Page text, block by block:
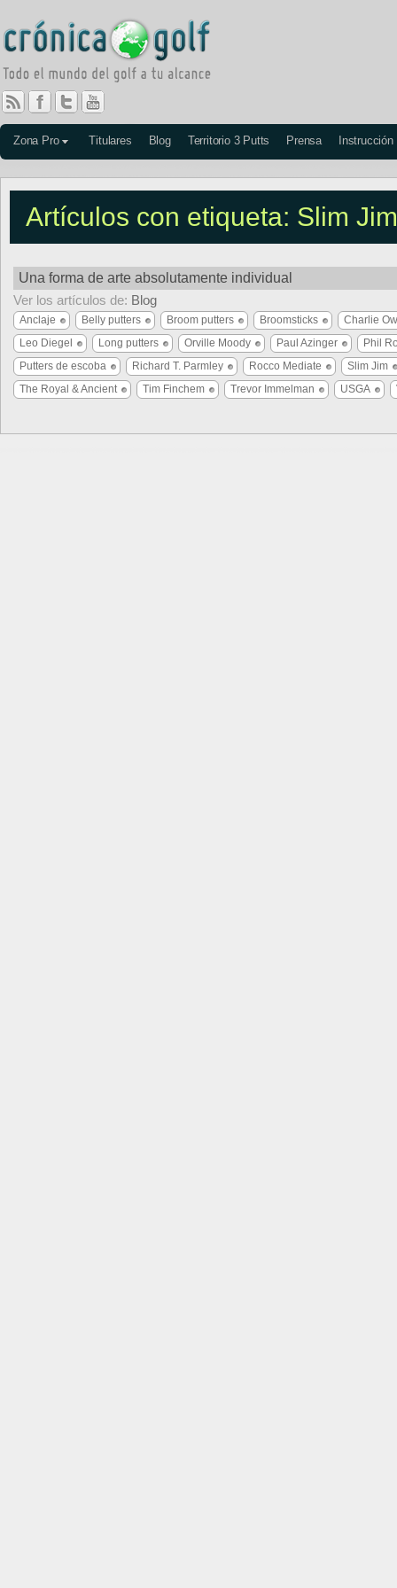
Zona Pro Titulares Blog Territorio 3 Putts Prensa Instrucción
Artículos con etiqueta: Slim Jim
Una forma de arte absolutamente individual
Ver los artículos de: Blog
Anclaje Belly putters Broom putters Broomsticks
Charlie
Leo Diegel
Long putters Orville Moody Paul Azinger
Phil
Putters de escoba
Richard T. Parmley Rocco Mediate
Slim Jim
The Royal & Ancient
Tim Finchem Trevor Immelman USGA